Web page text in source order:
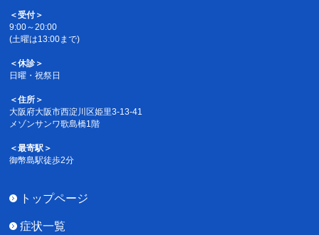
＜受付＞
9:00～20:00
(土曜は13:00まで)
＜休診＞
日曜・祝祭日
＜住所＞
大阪府大阪市西淀川区姫里3-13-41
メゾンサンワ歌島橋1階
＜最寄駅＞
御幣島駅徒歩2分
トップページ
症状一覧